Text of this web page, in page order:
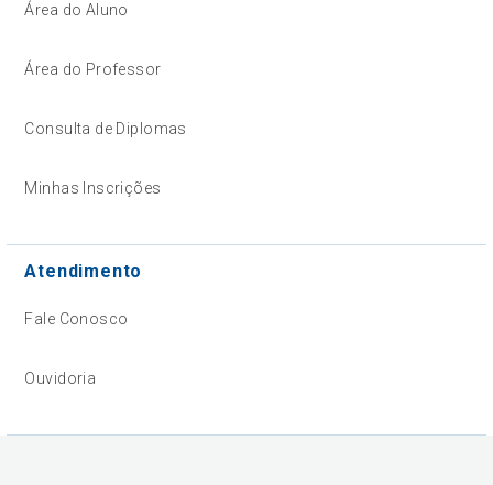
Área do Aluno
Área do Professor
Consulta de Diplomas
Minhas Inscrições
Atendimento
Fale Conosco
Ouvidoria